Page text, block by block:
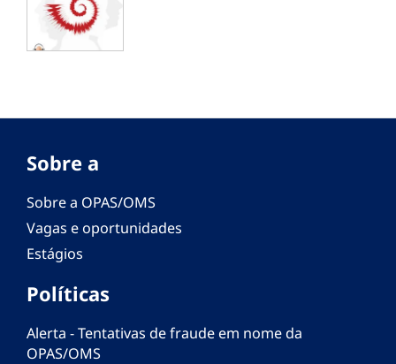
Sobre a
Sobre a OPAS/OMS
Vagas e oportunidades
Estágios
Políticas
Alerta - Tentativas de fraude em nome da
OPAS/OMS